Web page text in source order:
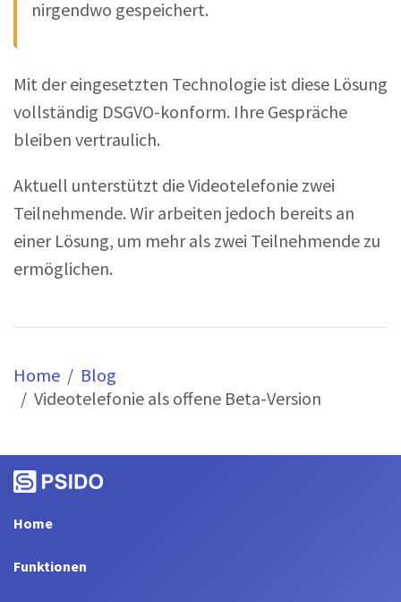
nirgendwo gespeichert.
Mit der eingesetzten Technologie ist diese Lösung
vollständig DSGVO-konform. Ihre Gespräche
bleiben vertraulich.
Aktuell unterstützt die Videotelefonie zwei
Teilnehmende. Wir arbeiten jedoch bereits an
einer Lösung, um mehr als zwei Teilnehmende zu
ermöglichen.
Home
Blog
Videotelefonie als offene Beta-Version
Home
Funktionen